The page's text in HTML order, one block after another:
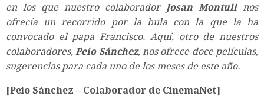
en los que nuestro colaborador Josan Montullnos
ofrecía un recorrido por la bula con la que la ha
convocado el papa Francisco. Aquí, otro de nuestros
colaboradores,Peio Sánchez, nos ofrece doce películas,
sugerencias para cada uno de los meses de este año.
[Peio Sánchez – Colaborador de CinemaNet]